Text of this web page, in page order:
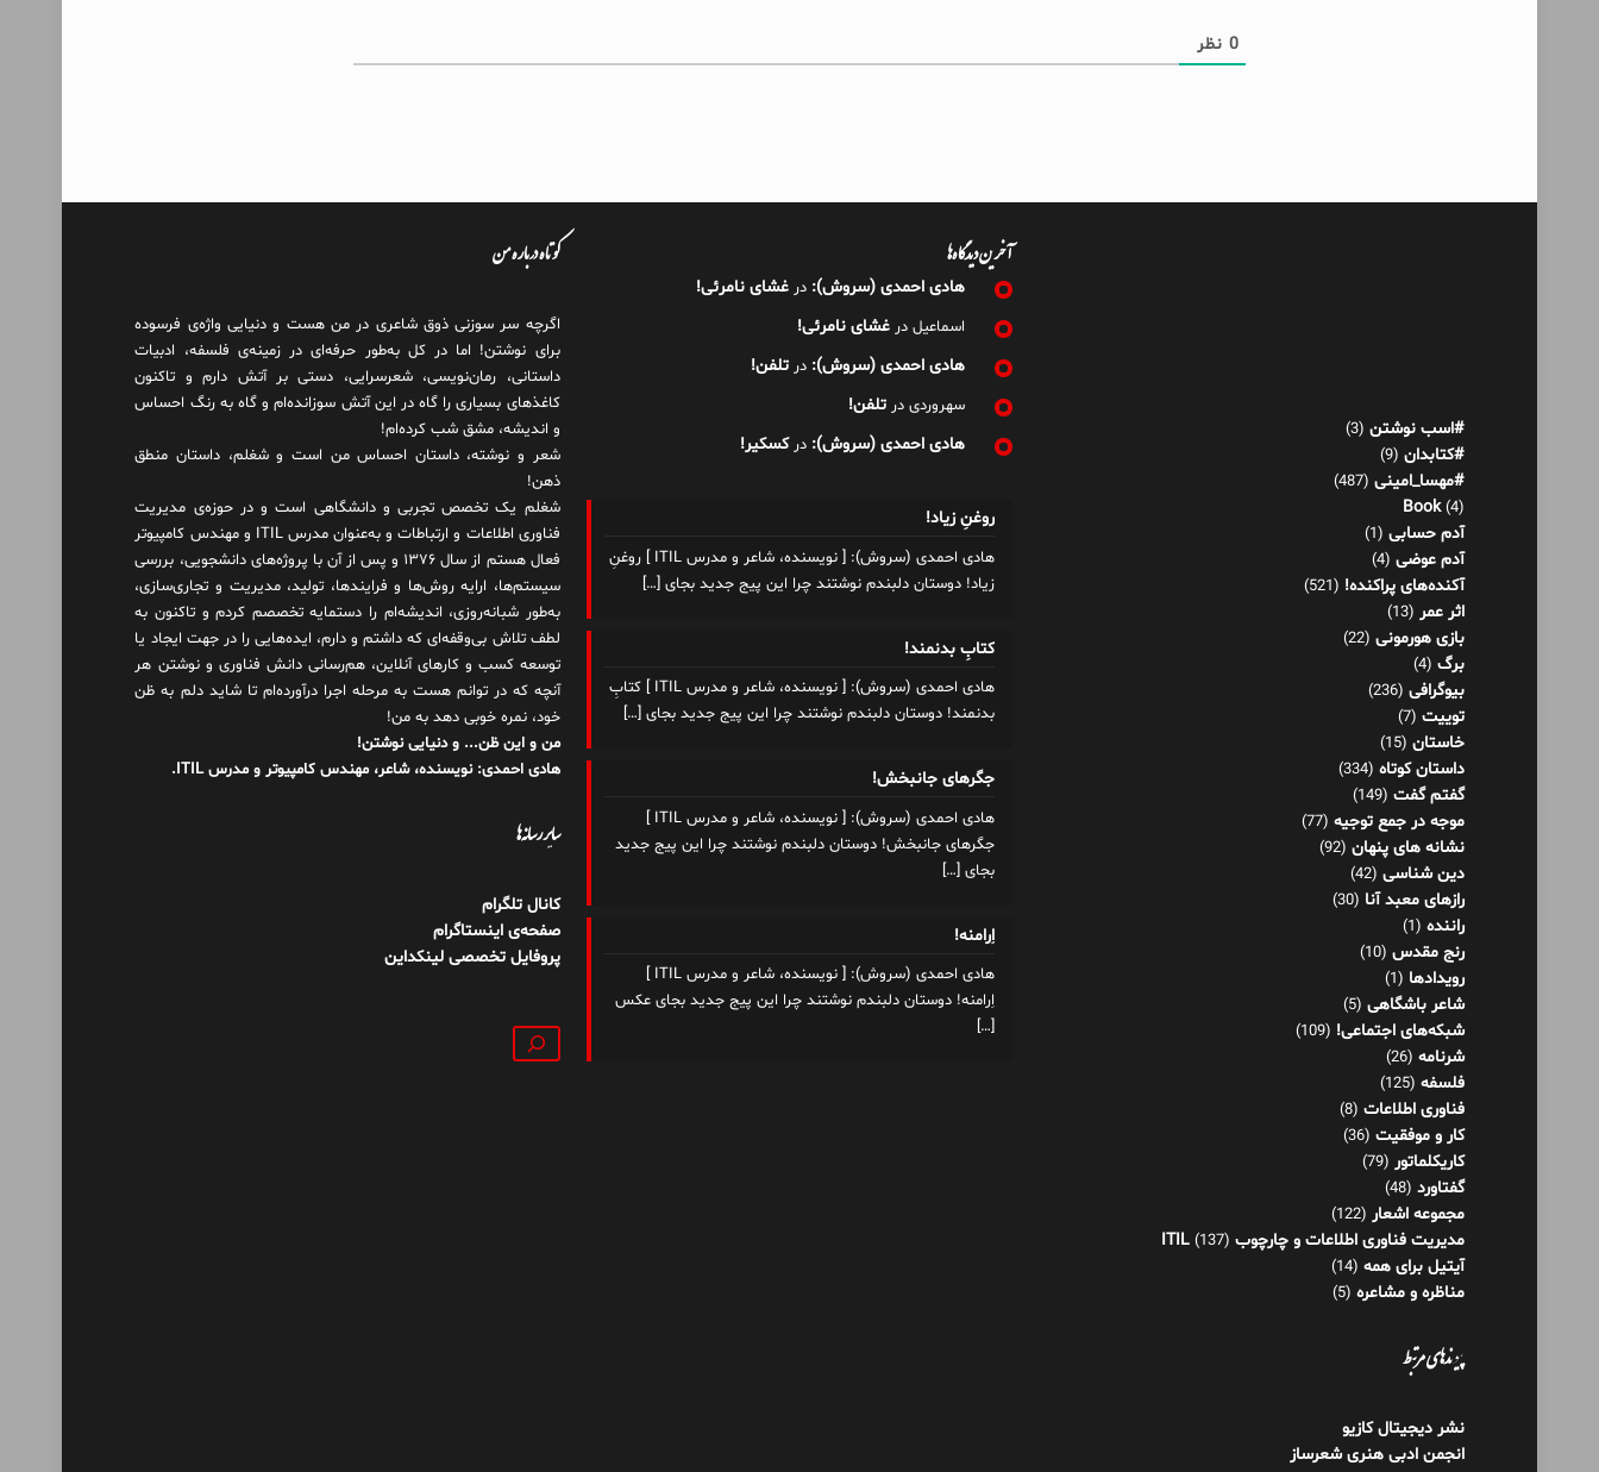
0نظر
#اسب نوشتن (3)
#کتابدان (9)
#مهسا_امینی (487)
Book(4)
آدم حسابی (1)
آدم عوضی (4)
آکنده‌های پراکنده! (521)
اثر عمر (13)
بازی هورمونی (22)
برگ (4)
بیوگرافی (236)
توییت (7)
خاستان (15)
داستان کوتاه (334)
گفتم گفت (149)
موجه در جمع توجیه (77)
نشانه های پنهان (92)
دین شناسی (42)
رازهای معبد آنا (30)
راننده (1)
رنج مقدس (10)
رویدادها (1)
شاعر باشگاهی (5)
شبکه‌های اجتماعی! (109)
شرنامه (26)
فلسفه (125)
فناوری اطلاعات (8)
کار و موفقیت (36)
کاریکلماتور (79)
گفتاورد (48)
مجموعه اشعار (122)
مدیریت فناوری اطلاعات و چارچوب ITIL (137)
آیتیل برای همه (14)
مناظره و مشاعره (5)
پیوندهای مرتبط
نشر دیجیتال کازیو
انجمن ادبی هنری شعرساز
آخرین دیدگاه‌ها
هادی احمدی (سروش): درغشای نامرئی!
اسماعیل درغشای نامرئی!
هادی احمدی (سروش): درتلفن!
سهروردی درتلفن!
هادی احمدی (سروش): درکسکیر!
روغنِ زیاد!
هادی احمدی (سروش): [ نویسنده، شاعر و مدرس ITIL ] روغنِ
زیاد! دوستان دلبندم نوشتند چرا این پیج جدید بجای […]
کتابِ بدنمند!
هادی احمدی (سروش): [ نویسنده، شاعر و مدرس ITIL ] کتابِ
بدنمند! دوستان دلبندم نوشتند چرا این پیج جدید بجای […]
جگرهای جانبخش!
هادی احمدی (سروش): [ نویسنده، شاعر و مدرس ITIL ]
جگرهای جانبخش! دوستان دلبندم نوشتند چرا این پیج جدید
بجای […]
اِرامنه!
هادی احمدی (سروش): [ نویسنده، شاعر و مدرس ITIL ]
اِرامنه! دوستان دلبندم نوشتند چرا این پیج جدید بجای عکس
[…]
کوتاه درباره من
اگرچه سر سوزنی ذوق شاعری در من هست و دنیایی واژه‌‌ی فرسوده
برای نوشتن! اما در کل به‌طور حرفه‌ای در زمینه‌ی فلسفه، ادبیات
داستانی، رمان‌نویسی، شعرسرایی، دستی بر آتش دارم و تاکنون
کاغذهای بسیاری را گاه در این آتش سوزانده‌ام و گاه به رنگ احساس
و اندیشه، مشق شب کرده‌ام!
شعر و نوشته، داستان احساس من است و شغلم، داستان منطق
ذهن!
شغلم یک تخصص تجربی و دانشگاهی است و در حوزه‌ی مدیریت
فناوری اطلاعات و ارتباطات و به‌عنوان مدرس ITIL و مهندس کامپیوتر
فعال هستم از سال ۱۳۷۶ و پس از آن با پروژه‌های دانشجویی، بررسی
سیستم‌ها، ارایه روش‌ها و فرایندها، تولید، مدیریت و تجاری‌سازی،
به‌طور شبانه‌روزی، اندیشه‌ام را دستمایه تخصصم کردم و تاکنون به
لطف تلاش بی‌وقفه‌ای که داشتم و دارم، اید‌ه‌هایی را در جهت ایجاد یا
توسعه کسب و کارهای آنلاین، هم‌رسانی دانش فناوری و نوشتن هر
آنچه که در توانم هست به مرحله اجرا درآورده‌ام تا شاید دلم به ظن
خود، نمره خوبی دهد به من!
من و این ظن... و دنیایی نوشتن!
هادی احمدی: نویسنده، شاعر، مهندس کامپیوتر و مدرس ITIL.
سایر رسانه‌ها
کانال تلگرام
صفحه‌ی اینستاگرام
پروفایل تخصصی لینکداین
جستجو